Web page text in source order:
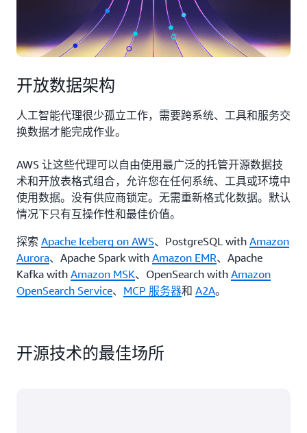
开放数据架构
人工智能代理很少孤立工作，需要跨系统、工具和服务交
换数据才能完成作业。
AWS 让这些代理可以自由使用最广泛的托管开源数据技
术和开放表格式组合，允许您在任何系统、工具或环境中
使用数据。没有供应商锁定。无需重新格式化数据。默认
情况下只有互操作性和最佳价值。
探索 Apache Iceberg on AWS、PostgreSQL with Amazon
Aurora、 Apache Spark with Amazon EMR、 Apache
Kafka with Amazon MSK、 OpenSearch with Amazon
OpenSearch Service、 MCP 服务器和 A2A。
开源技术的最佳场所